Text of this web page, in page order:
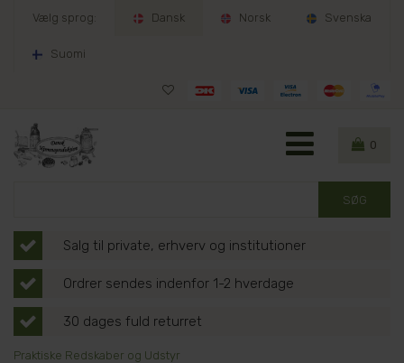
Vælg sprog: Dansk Norsk Svenska
Suomi
0
Salg til private, erhverv og institutioner
Ordrer sendes indenfor 1-2 hverdage
30 dages fuld returret
Praktiske Redskaber og Udstyr